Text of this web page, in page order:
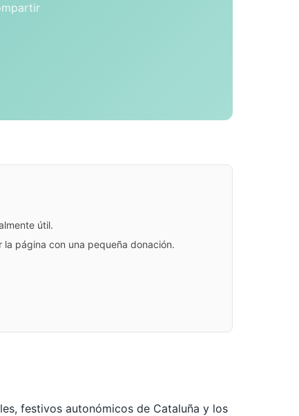
útil.
página con una pequeña donación.
festivos autonómicos de Cataluña y los